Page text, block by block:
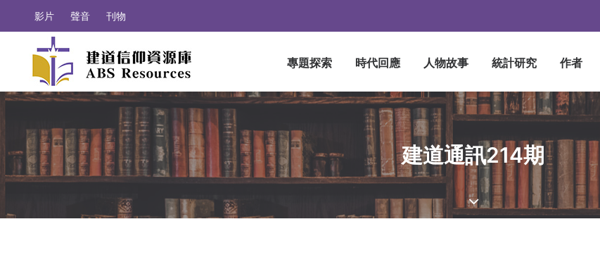
影片 聲音 刊物
專題探索 時代回應 人物故事 統計研究 作者
建道通訊214期